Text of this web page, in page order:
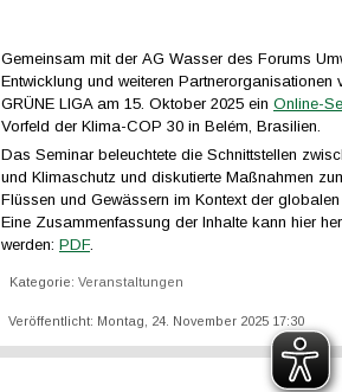
Gemeinsam mit der AG Wasser des Forums
Entwicklung und weiteren Partnerorganisationen
GRÜNE LIGA am 15. Oktober 2025 ein Online-
Vorfeld der Klima-COP 30 in Belém, Brasilien.
Das Seminar beleuchtete die Schnittstellen
und Klimaschutz und diskutierte Maßnahmen
Flüssen und Gewässern im Kontext der
Eine Zusammenfassung der Inhalte kann hier
werden: PDF.
Kategorie: Veranstaltungen
Veröffentlicht: Montag, 24. November 2025 17:30